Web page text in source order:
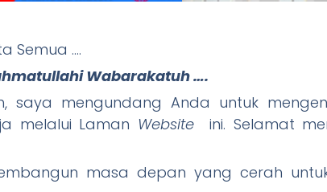
"
Semua ….
Wabarakatuh ….
saya mengundang Anda untuk
melalui Laman Website ini. Selamat
masa depan yang cerah